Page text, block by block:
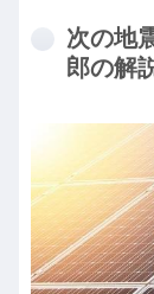
次の地
郎の解